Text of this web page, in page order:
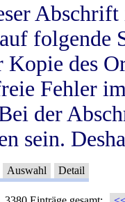
folgende
Kopie des
Fehler
der
sein.
Auswahl Detail